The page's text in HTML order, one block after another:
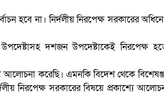
হবে না। নির্দলীয় নিরপেক্ষ সরকারের অধিনে
দশজন উপদেষ্টাকেই নিরপেক্ষ
আলোচনা করেছি। এমনকি বিদেশ থেকে
নিরপেক্ষ সরকারের বিষয়ে প্রকাশ্যে